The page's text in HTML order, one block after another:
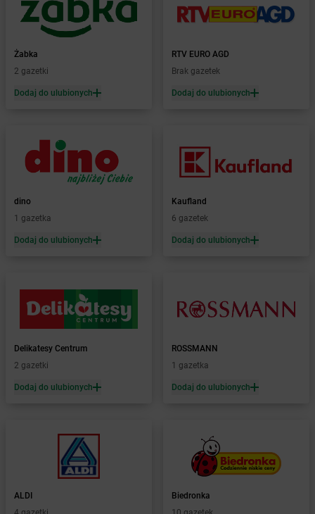
Żabka Bielsko
Bielsko-Biała
Żabka
Żabka Bieruń
Żabka Bieżuń
Żabka
Biórków Mały
Żabka
Biskupiec
Żabka
Żabka Blachownia
Żabka Błażejewo
Żabka Bliżyn
Żabka Blok Dobryszyce
Żabka
Żabka Bobolin
Żabka Bobowa
Żabka Bobrek
Bochnia
Bodzechów
Bodzentyn
Żabka
Żabka
Bogatynia
Żabka
2 gazetki
Dodaj do ulubionych
RTV EURO AGD
Brak gazetek
Dodaj do ulubionych
dino
1 gazetka
Dodaj do ulubionych
Kaufland
6 gazetek
Dodaj do ulubionych
Delikatesy Centrum
2 gazetki
Dodaj do ulubionych
ROSSMANN
1 gazetka
Dodaj do ulubionych
ALDI
Biedronka